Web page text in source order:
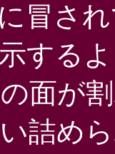
冒さ
する
面が
詰め